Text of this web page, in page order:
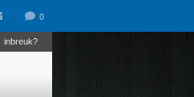
inbreuk?